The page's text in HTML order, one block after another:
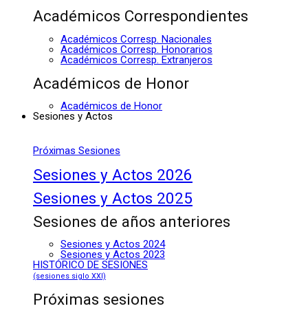
Académicos Correspondientes
Académicos Corresp. Nacionales
Académicos Corresp. Honorarios
Académicos Corresp. Extranjeros
Académicos de Honor
Académicos de Honor
Sesiones y Actos
Próximas Sesiones
Sesiones y Actos 2026
Sesiones y Actos 2025
Sesiones de años anteriores
Sesiones y Actos 2024
Sesiones y Actos 2023
HISTÓRICO DE SESIONES
(sesiones siglo XXI)
Próximas sesiones